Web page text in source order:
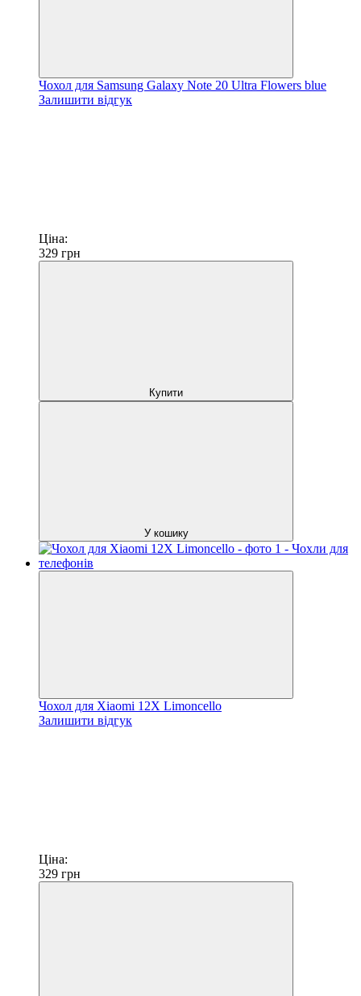
Чохол для Samsung Galaxy Note 20 Ultra Flowers blue
Залишити відгук
Ціна:
329 грн
Купити
У кошику
Чохол для Xiaomi 12X Limoncello
Залишити відгук
Ціна:
329 грн